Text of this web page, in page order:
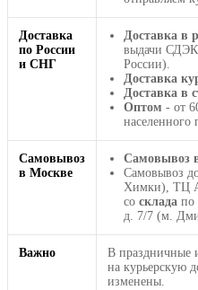
Доставка
по России
и СНГ
Доставка в
выдачи
России).
Доставка
Доставка в
Оптом - от
населенного
Самовывоз
в Москве
Самовывоз
Самовывоз
Химки), ТЦ
со склада по
д. 7/7 (м.
Важно
В праздничные
на курьерскую
изменены.